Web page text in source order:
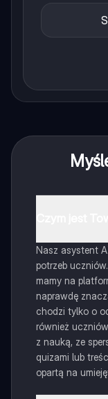
Nasz asystent
potrzeb
mamy na
naprawdę
chodzi tylko o
również
z nauką, ze
quizami lub
opartą na